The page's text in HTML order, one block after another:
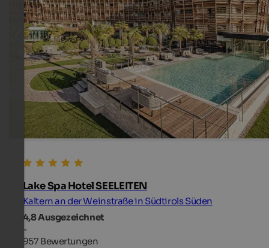
Lake Spa Hotel SEELEITEN
Kaltern an der Weinstraße in Südtirols Süden
4,8Ausgezeichnet
-
957 Bewertungen